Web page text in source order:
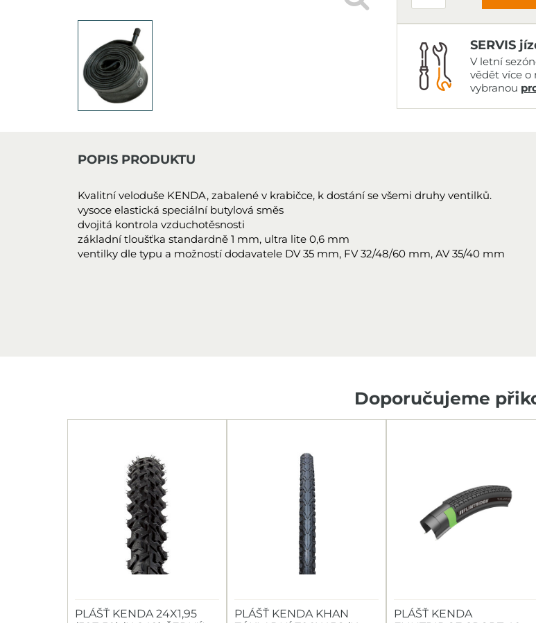
SERVIS
V letní
vědět více o
vybranou
POPIS PRODUKTU
Kvalitní veloduše KENDA, zabalené v krabičce, k dostání se všemi druhy ventilků.
vysoce elastická speciální butylová směs
dvojitá kontrola vzduchotěsnosti
základní tloušťka standardně 1 mm, ultra lite 0,6 mm
ventilky dle typu a možností dodavatele DV 35 mm, FV 32/48/60 mm, AV 35/40 mm
Doporučujeme
PLÁŠŤ KENDA 24X1,95
PLÁŠŤ KENDA KHAN
PLÁŠŤ KENDA